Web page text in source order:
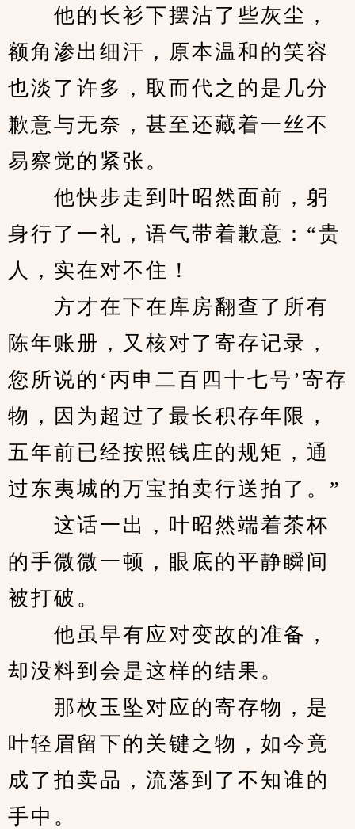
他的长衫下摆沾了些灰尘，
额角渗出细汗，原本温和的笑容
也淡了许多，取而代之的是几分
歉意与无奈，甚至还藏着一丝不
易察觉的紧张。
他快步走到叶昭然面前，躬
身行了一礼，语气带着歉意：“贵
人，实在对不住！
方才在下在库房翻查了所有
陈年账册，又核对了寄存记录，
您所说的‘丙申二百四十七号’寄存
物，因为超过了最长积存年限，
五年前已经按照钱庄的规矩，通
过东夷城的万宝拍卖行送拍了。”
这话一出，叶昭然端着茶杯
的手微微一顿，眼底的平静瞬间
被打破。
他虽早有应对变故的准备，
却没料到会是这样的结果。
那枚玉坠对应的寄存物，是
叶轻眉留下的关键之物，如今竟
成了拍卖品，流落到了不知谁的
手中。